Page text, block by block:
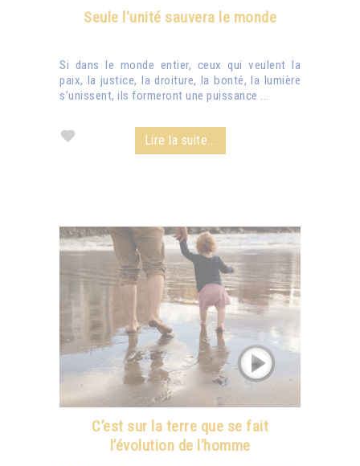
Seule l'unité sauvera le monde
Si dans le monde entier, ceux qui veulent la
paix, la justice, la droiture, la bonté, la lumière
s’unissent, ils formeront une puissance ...
Lire la suite...
C’est sur la terre que se fait
l’évolution de l’homme